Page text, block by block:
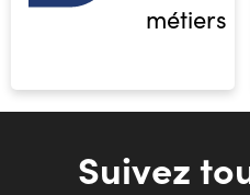
métiers
Suivez